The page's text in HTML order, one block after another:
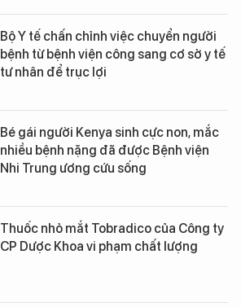
Bộ Y tế chấn chỉnh việc chuyển người
bệnh từ bệnh viện công sang cơ sở y tế
tư nhân để trục lợi
Bé gái người Kenya sinh cực non, mắc
nhiều bệnh nặng đã được Bệnh viện
Nhi Trung ương cứu sống
Thuốc nhỏ mắt Tobradico của Công ty
CP Dược Khoa vi phạm chất lượng